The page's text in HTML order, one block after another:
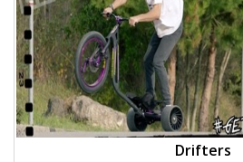
Drifters